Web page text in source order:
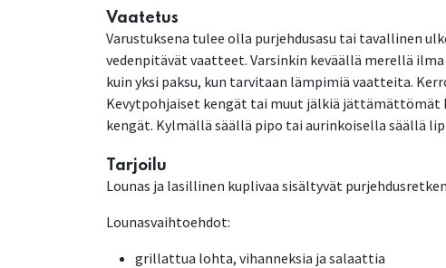
Vaatetus
Varustuksena tulee olla purjehdusasu tai tavallinen
vedenpitävät vaatteet. Varsinkin keväällä merellä
kuin yksi paksu, kun tarvitaan lämpimiä vaatteita.
Kevytpohjaiset kengät tai muut jälkiä jättämättömät
kengät. Kylmällä säällä pipo tai aurinkoisella säällä
Tarjoilu
Lounas ja lasillinen kuplivaa sisältyvät
Lounasvaihtoehdot:
grillattua lohta, vihanneksia ja salaattia